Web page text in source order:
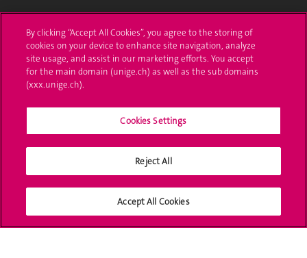
UNIGE Mobile
Médias
Offres d'emploi
Bibliothèque
Médias sociaux UNIGE
By clicking “Accept All Cookies”, you agree to the storing of
cookies on your device to enhance site navigation, analyze
site usage, and assist in our marketing efforts. You accept
for the main domain (unige.ch) as well as the sub domains
(xxx.unige.ch).
Cookies Settings
Reject All
Accept All Cookies